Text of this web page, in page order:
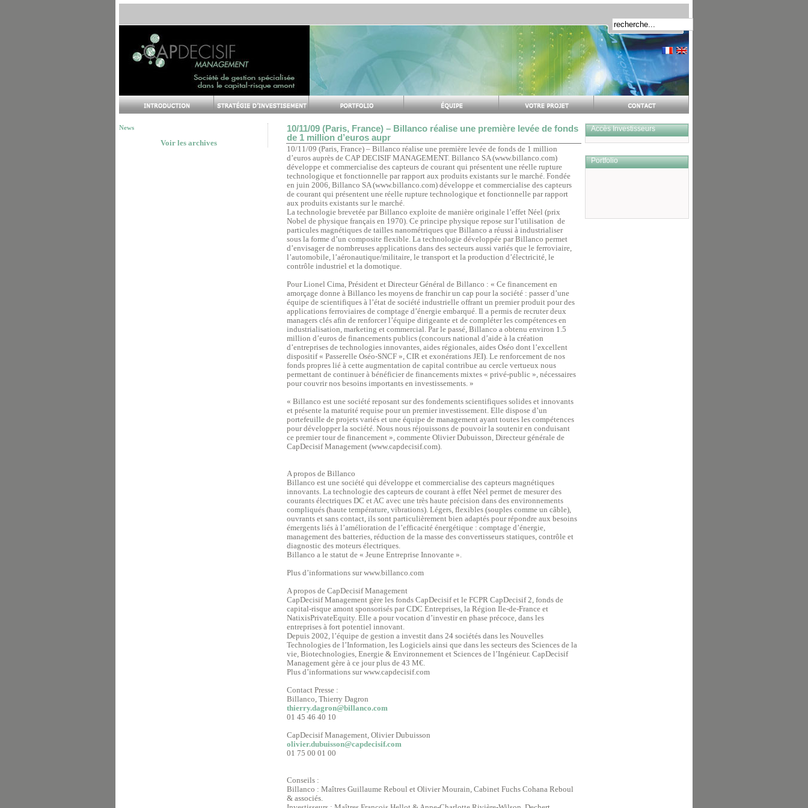
News
Voir les archives
10/11/09 (Paris, France) – Billanco réalise une première levée de fonds
de 1 million d’euros aupr
10/11/09 (Paris, France) – Billanco réalise une première levée de fonds de 1 million
d’euros auprès de CAP DECISIF MANAGEMENT. Billanco SA (www.billanco.com)
développe et commercialise des capteurs de courant qui présentent une réelle rupture
technologique et fonctionnelle par rapport aux produits existants sur le marché. Fondée
en juin 2006, Billanco SA (www.billanco.com) développe et commercialise des capteurs
de courant qui présentent une réelle rupture technologique et fonctionnelle par rapport
aux produits existants sur le marché.
La technologie brevetée par Billanco exploite de manière originale l’effet Néel (prix
Nobel de physique français en 1970). Ce principe physique repose sur l’utilisation de
particules magnétiques de tailles nanométriques que Billanco a réussi à industrialiser
sous la forme d’un composite flexible. La technologie développée par Billanco permet
d’envisager de nombreuses applications dans des secteurs aussi variés que le ferroviaire,
l’automobile, l’aéronautique/militaire, le transport et la production d’électricité, le
contrôle industriel et la domotique.
Pour Lionel Cima, Président et Directeur Général de Billanco : « Ce financement en
amorçage donne à Billanco les moyens de franchir un cap pour la société : passer d’une
équipe de scientifiques à l’état de société industrielle offrant un premier produit pour des
applications ferroviaires de comptage d’énergie embarqué. Il a permis de recruter deux
managers clés afin de renforcer l’équipe dirigeante et de compléter les compétences en
industrialisation, marketing et commercial. Par le passé, Billanco a obtenu environ 1.5
million d’euros de financements publics (concours national d’aide à la création
d’entreprises de technologies innovantes, aides régionales, aides Oséo dont l’excellent
dispositif « Passerelle Oséo-SNCF », CIR et exonérations JEI). Le renforcement de nos
fonds propres lié à cette augmentation de capital contribue au cercle vertueux nous
permettant de continuer à bénéficier de financements mixtes « privé-public », nécessaires
pour couvrir nos besoins importants en investissements. »
« Billanco est une société reposant sur des fondements scientifiques solides et innovants
et présente la maturité requise pour un premier investissement. Elle dispose d’un
portefeuille de projets variés et une équipe de management ayant toutes les compétences
pour développer la société. Nous nous réjouissons de pouvoir la soutenir en conduisant
ce premier tour de financement », commente Olivier Dubuisson, Directeur générale de
CapDecisif Management (www.capdecisif.com).
A propos de Billanco
Billanco est une société qui développe et commercialise des capteurs magnétiques
innovants. La technologie des capteurs de courant à effet Néel permet de mesurer des
courants électriques DC et AC avec une très haute précision dans des environnements
compliqués (haute température, vibrations). Légers, flexibles (souples comme un câble),
ouvrants et sans contact, ils sont particulièrement bien adaptés pour répondre aux besoins
émergents liés à l’amélioration de l’efficacité énergétique : comptage d’énergie,
management des batteries, réduction de la masse des convertisseurs statiques, contrôle et
diagnostic des moteurs électriques.
Billanco a le statut de « Jeune Entreprise Innovante ».
Plus d’informations sur www.billanco.com
A propos de CapDecisif Management
CapDecisif Management gère les fonds CapDecisif et le FCPR CapDecisif 2, fonds de
capital-risque amont sponsorisés par CDC Entreprises, la Région Ile-de-France et
NatixisPrivateEquity. Elle a pour vocation d’investir en phase précoce, dans les
entreprises à fort potentiel innovant.
Depuis 2002, l’équipe de gestion a investit dans 24 sociétés dans les Nouvelles
Technologies de l’Information, les Logiciels ainsi que dans les secteurs des Sciences de la
vie, Biotechnologies, Energie & Environnement et Sciences de l’Ingénieur. CapDecisif
Management gère à ce jour plus de 43 M€.
Plus d’informations sur www.capdecisif.com
Contact Presse :
Billanco, Thierry Dagron
thierry.dagron@billanco.com
01 45 46 40 10
CapDecisif Management, Olivier Dubuisson
olivier.dubuisson@capdecisif.com
01 75 00 01 00
Conseils :
Billanco : Maîtres Guillaume Reboul et Olivier Mourain, Cabinet Fuchs Cohana Reboul
& associés.
Accès Investisseurs
Portfolio